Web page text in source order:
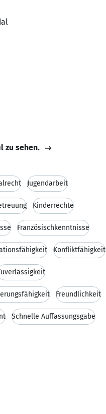
zu sehen.
Jugendarbeit
Kinderrechte
Französischkenntnisse
Konfliktfähigkeit
Freundlichkeit
Schnelle Auffassungsgabe